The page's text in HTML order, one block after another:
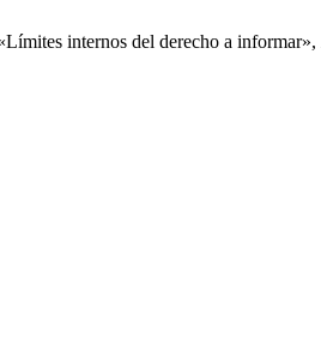
internos del derecho a informar»,